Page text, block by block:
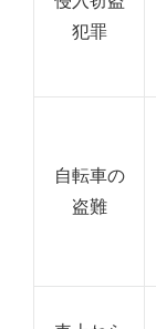
犯罪
自転車の
盗難